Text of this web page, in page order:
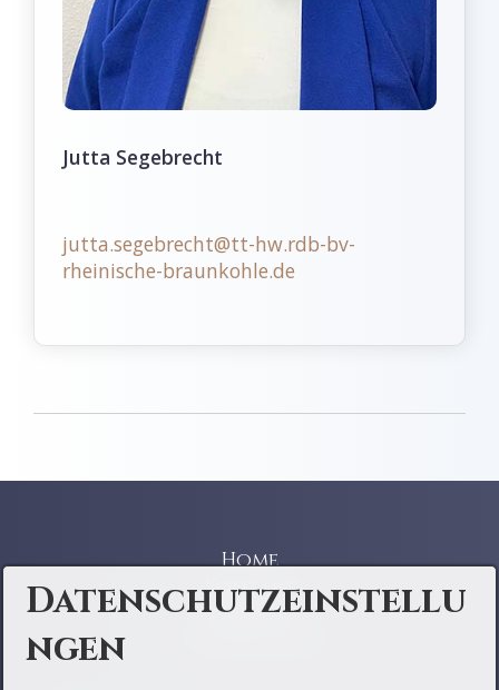
Jutta Segebrecht
jutta.segebrecht@tt-hw.rdb-bv-
rheinische-braunkohle.de
Home
Kontakt
Impressum
Datenschutzeinstellu
ngen